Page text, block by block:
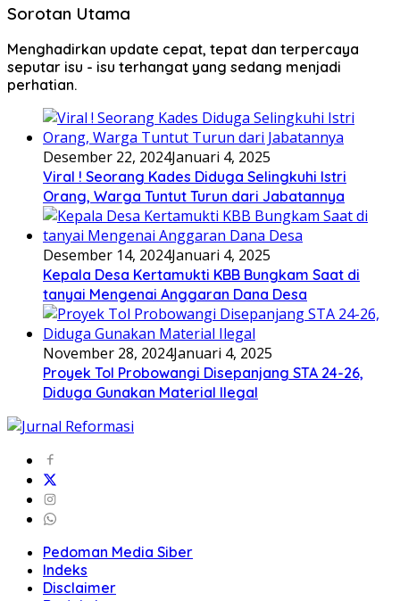
Sorotan Utama
Menghadirkan update cepat, tepat dan terpercaya
seputar isu - isu terhangat yang sedang menjadi
perhatian.
Desember 22, 2024Januari 4, 2025
Viral ! Seorang Kades Diduga Selingkuhi Istri
Orang, Warga Tuntut Turun dari Jabatannya
Desember 14, 2024Januari 4, 2025
Kepala Desa Kertamukti KBB Bungkam Saat di
tanyai Mengenai Anggaran Dana Desa
November 28, 2024Januari 4, 2025
Proyek Tol Probowangi Disepanjang STA 24-26,
Diduga Gunakan Material Ilegal
Pedoman Media Siber
Indeks
Disclaimer